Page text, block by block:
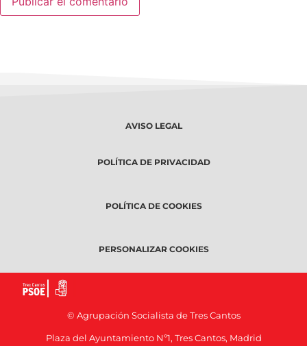
AVISO LEGAL
POLÍTICA DE PRIVACIDAD
POLÍTICA DE COOKIES
PERSONALIZAR COOKIES
© Agrupación Socialista de Tres Cantos
Plaza del Ayuntamiento Nº1, Tres Cantos, Madrid